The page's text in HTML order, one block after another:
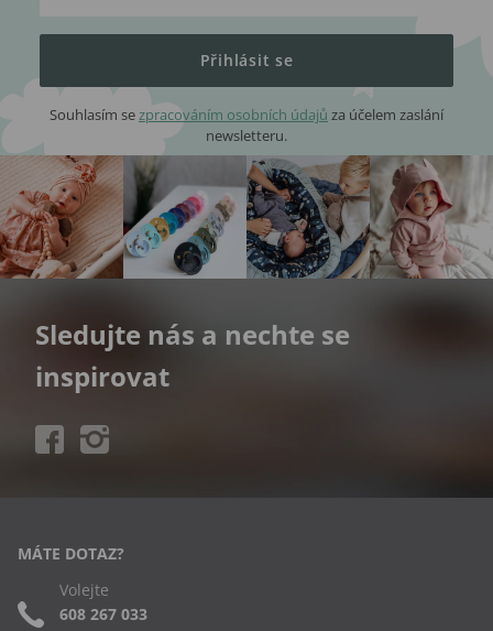
Přihlásit se
Souhlasím se zpracováním osobních údajů za účelem zaslání
newsletteru.
Sledujte nás a nechte se
inspirovat
MÁTE DOTAZ?
Volejte
608 267 033